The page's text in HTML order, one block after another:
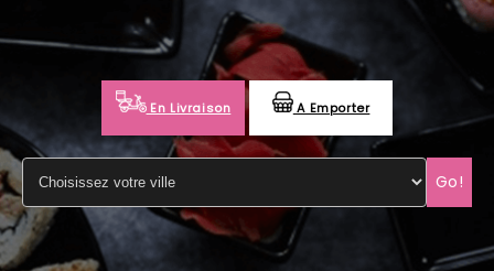
VOTRE COMPTE
NOTRE RESTAURANT
MENTIONS LÉGALES
C.G.V
En Livraison A Emporter
Go!